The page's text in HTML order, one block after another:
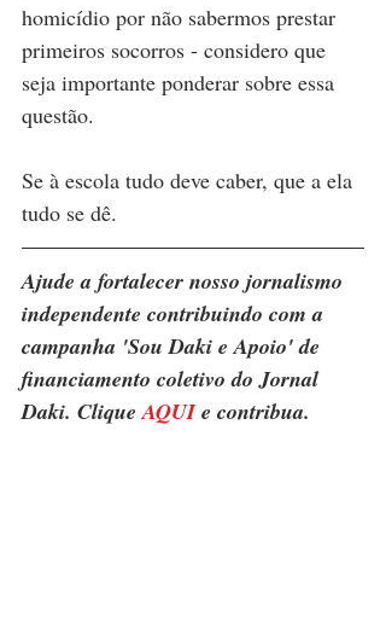
homicídio por não sabermos prestar
primeiros socorros - considero que
seja importante ponderar sobre essa
questão.
Se à escola tudo deve caber, que a ela
tudo se dê.
Ajude a fortalecer nosso jornalismo
independente contribuindo com a
campanha 'Sou Daki e Apoio' de
financiamento coletivo do Jornal
Daki. Clique AQUI e contribua.